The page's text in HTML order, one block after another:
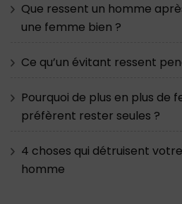
Que ressent un homme
une femme bien ?
Ce qu’un évitant ressent
Pourquoi de plus en plus de
préfèrent rester seules ?
4 choses qui détruisent
homme